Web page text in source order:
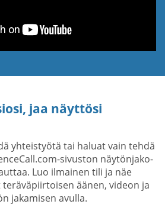
jaa näyttösi
yhteistyötä tai haluat vain tehdä
sivuston näytönjako-
Luo ilmainen tili ja näe
äänen, videon ja
jakamisen avulla.